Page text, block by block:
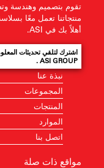
تقوم بتصميم وهندسة
منتجاتنا تعمل معًا
أهلاً بك في ASI.
اشترك لتلقي تحديثات
ASI GROUP .
نبذة عنا
المجموعات
المنتجات
الموارد
اتصل بنا
مواقع ذات صلة